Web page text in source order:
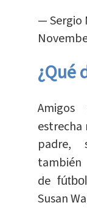
— Sergio
¿Qué
padre,
también
de
Susan